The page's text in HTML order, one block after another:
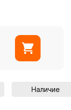
Наличие